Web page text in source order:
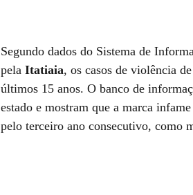
Segundo dados do Sistema de
pela Itatiaia, os casos de violência
últimos 15 anos. O banco de
estado e mostram que a marca
pelo terceiro ano consecutivo, como